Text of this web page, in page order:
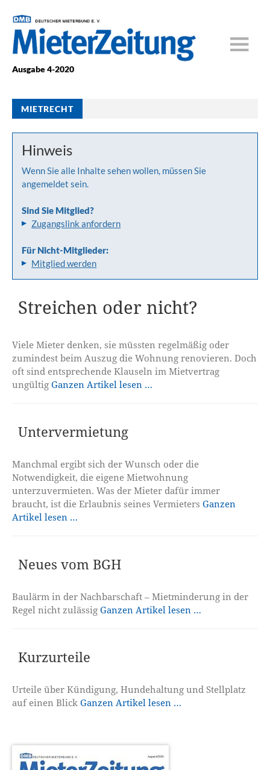
Ausgabe 4-2020
MIETRECHT
Hinweis
Wenn Sie alle Inhalte sehen wollen, müssen Sie
angemeldet sein.
Sind Sie Mitglied?
Zugangslink anfordern
Für Nicht-Mitglieder:
Mitglied werden
Streichen oder nicht?
Viele Mieter denken, sie müssten regelmäßig oder
zumindest beim Auszug die Wohnung renovieren. Doch
oft sind entsprechende Klauseln im Mietvertrag
ungültigGanzen Artikel lesen …
Untervermietung
Manchmal ergibt sich der Wunsch oder die
Notwendigkeit, die eigene Mietwohnung
unterzuvermieten. Was der Mieter dafür immer
braucht, ist die Erlaubnis seines VermietersGanzen
Artikel lesen …
Neues vom BGH
Baulärm in der Nachbarschaft – Mietminderung in der
Regel nicht zulässigGanzen Artikel lesen …
Kurzurteile
Urteile über Kündigung, Hundehaltung und Stellplatz
auf einen BlickGanzen Artikel lesen …